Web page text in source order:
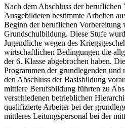
Nach dem Abschluss der beruflichen
Ausgebildeten bestimmte Arbeiten
Beginn der beruflichen Vorbereitung
Grundschulbildung. Diese Stufe
Jugendliche wegen des
wirtschaftlichen Bedingungen die
der 6. Klasse abgebrochen haben.
Programmen der grundlegenden
den Abschluss der Basisbildung
mittlere Berufsbildung führten zu
verschiedenen betrieblichen
qualifizierte Arbeiter bei der
mittleres Leitungspersonal bei der